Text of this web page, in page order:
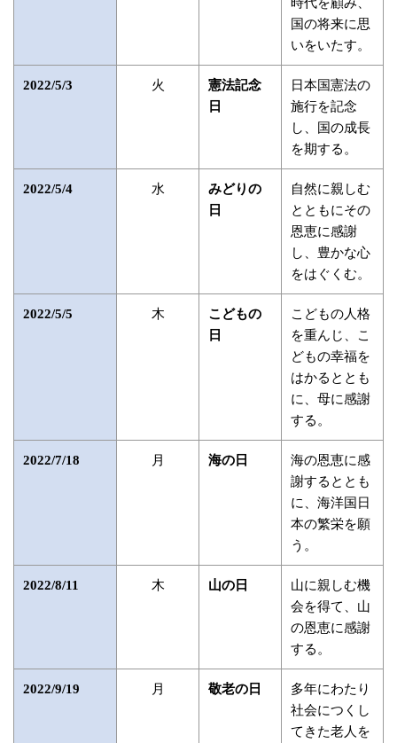
国の将来に思
いをいたす。
2022/5/3 火
憲法記念
日
日本国憲法の
施行を記念
し、国の成長
を期する。
2022/5/4 水
みどりの
日
自然に親しむ
とともにその
恩恵に感謝
し、豊かな心
をはぐくむ。
2022/5/5 木
こどもの
日
こどもの人格
を重んじ、こ
どもの幸福を
はかるととも
に、母に感謝
する。
2022/7/18 月 海の日
海の恩恵に感
謝するととも
に、海洋国日
本の繁栄を願
う。
2022/8/11 木 山の日
山に親しむ機
会を得て、山
の恩恵に感謝
する。
2022/9/19 月 敬老の日
多年にわたり
社会につくし
てきた老人を